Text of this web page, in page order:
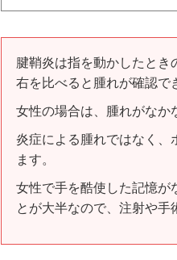
腱鞘炎は指を動かしたとき
右を比べると腫れが確認で
女性の場合は、腫れがなか
炎症による腫れではなく、
ます。
女性で手を酷使した記憶が
とが大半なので、注射や手